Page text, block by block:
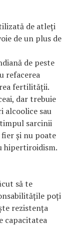
de atleți
de un plus de
de peste
refacerea
fertilității.
dar trebuie
alcoolice sau
sarcinii
și nu poate
hipertiroidism.
să te
poți
rezistența
capacitatea